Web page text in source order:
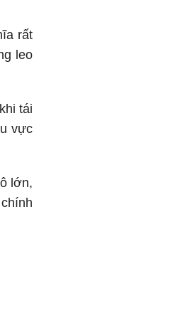
rất
leo
tái
vực
lớn,